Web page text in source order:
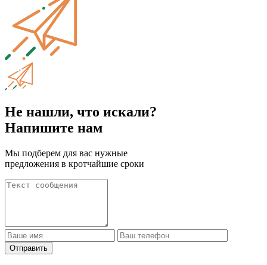
Не нашли, что искали?
Напишите нам
Мы подберем для вас нужные
предложения в кротчайшие сроки
Отправить